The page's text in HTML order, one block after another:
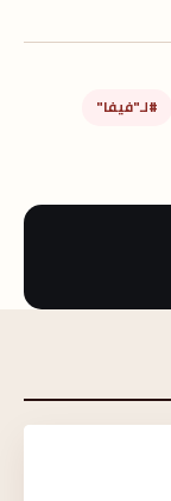
#لـ"فيفا"